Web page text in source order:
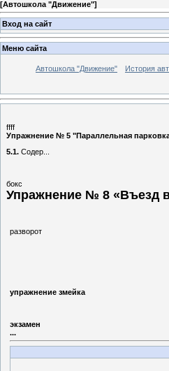
[Автошкола "Движение"]
Вход на сайт
Меню сайта
Автошкола "Движение" История
ffff
Упражнение № 5 "Параллельная
5.1. Содер...
бокс
Упражнение № 8 «Въезд
разворот
упражнение змейка
экзамен
...